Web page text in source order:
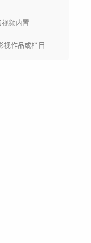
频内置
视作品或栏目